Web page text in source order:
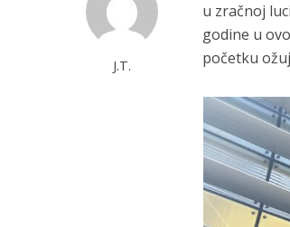
J.T.
u zračnoj
godine u
početku